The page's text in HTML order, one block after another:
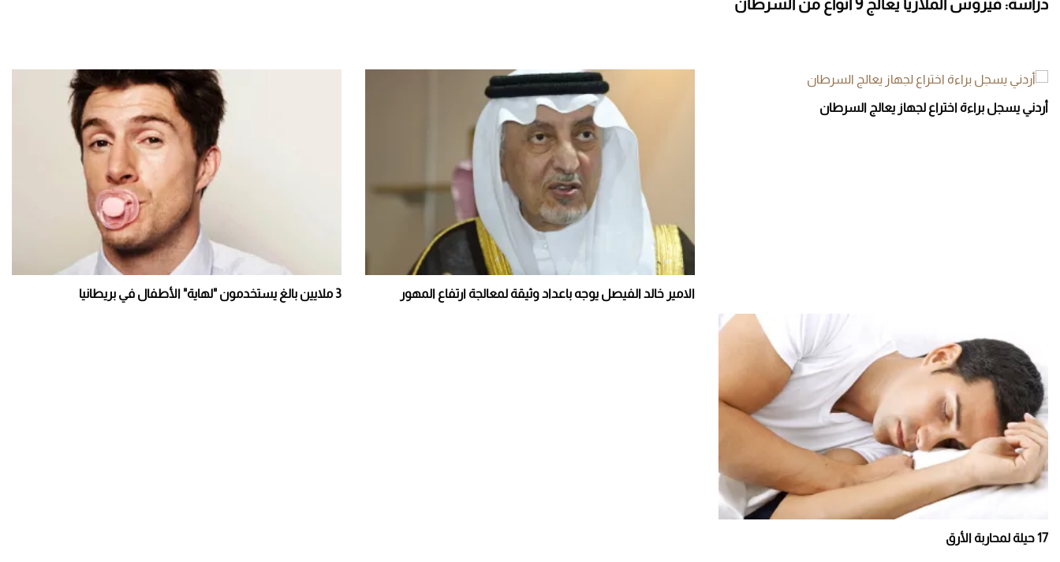
دراسة: فيروس الملاريا يعالج 9 أنواع من السرطان
أردني يسجل براءة اختراع لجهاز يعالج السرطان
الامير خالد الفيصل يوجه باعداد وثيقة لمعالجة ارتفاع المهور 3 ملايين بالغ يستخدمون "لهاية" الأطفال في بريطانيا
17 حيلة لمحاربة الأرق